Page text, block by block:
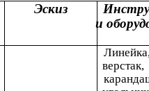
Эскиз
и
верстак,